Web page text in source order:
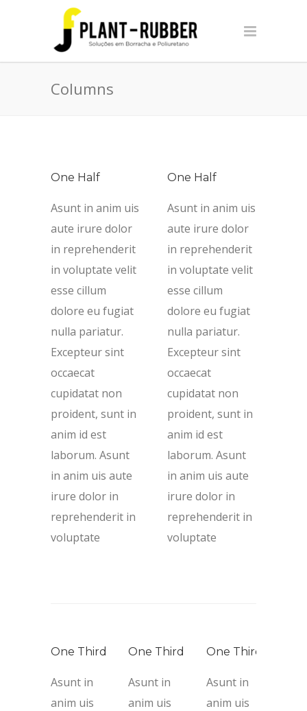
Columns
One Half
Asunt in anim uis
aute irure dolor
in reprehenderit
in voluptate velit
esse cillum
dolore eu fugiat
nulla pariatur.
Excepteur sint
occaecat
cupidatat non
proident, sunt in
anim id est
laborum. Asunt
in anim uis aute
irure dolor in
reprehenderit in
voluptate
One Half
Asunt in anim uis
aute irure dolor
in reprehenderit
in voluptate velit
esse cillum
dolore eu fugiat
nulla pariatur.
Excepteur sint
occaecat
cupidatat non
proident, sunt in
anim id est
laborum. Asunt
in anim uis aute
irure dolor in
reprehenderit in
voluptate
One Third
Asunt in
anim uis
One Third
Asunt in
anim uis
One Third
Asunt in
anim uis